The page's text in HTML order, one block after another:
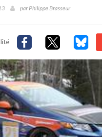
parPhilippe Brasseur